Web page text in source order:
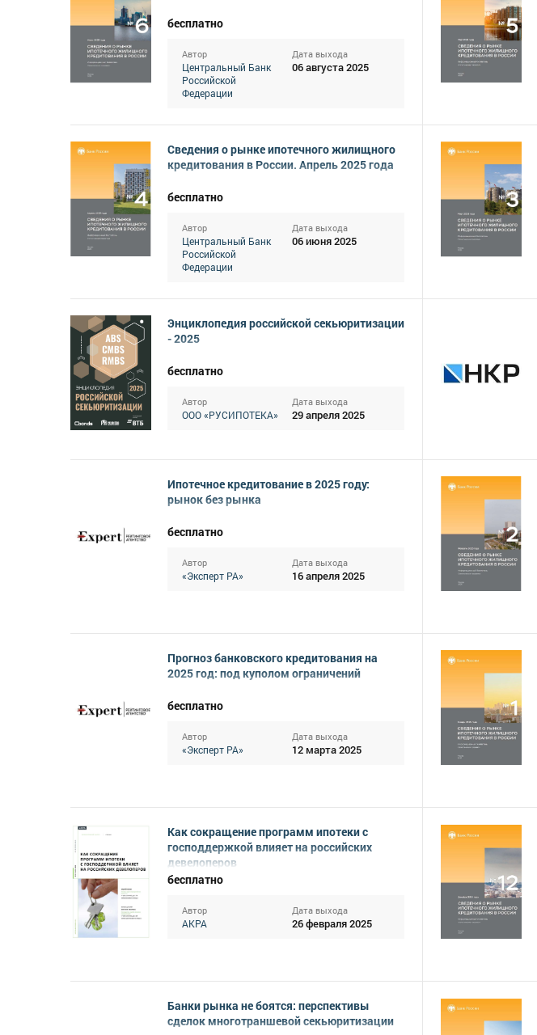
бесплатно
Автор
Центральный Банк
Российской
Федерации
Дата выхода
06 августа 2025
Сведения о рынке ипотечного жилищного
кредитования в России. Апрель 2025 года
бесплатно
Автор
Центральный Банк
Российской
Федерации
Дата выхода
06 июня 2025
Энциклопедия российской секьюритизации
- 2025
бесплатно
Автор
ООО «РУСИПОТЕКА»
Дата выхода
29 апреля 2025
Ипотечное кредитование в 2025 году:
рынок без рынка
бесплатно
Автор
«Эксперт РА»
Дата выхода
16 апреля 2025
Прогноз банковского кредитования на
2025 год: под куполом ограничений
бесплатно
Автор
«Эксперт РА»
Дата выхода
12 марта 2025
Как сокращение программ ипотеки с
господдержкой влияет на российских
девелоперов
бесплатно
Автор
АКРА
Дата выхода
26 февраля 2025
Банки рынка не боятся: перспективы
сделок многотраншевой секьюритизации